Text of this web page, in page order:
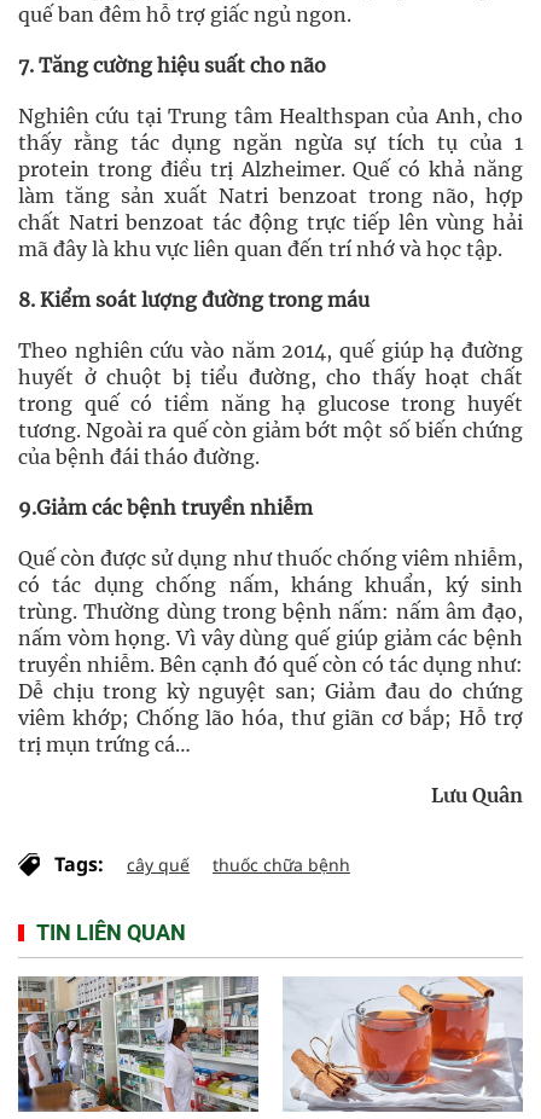
quế ban đêm hỗ trợ giấc ngủ ngon.
7. Tăng cường hiệu suất cho não
Nghiên cứu tại Trung tâm Healthspan của Anh, cho
thấy rằng tác dụng ngăn ngừa sự tích tụ của 1
protein trong điều trị Alzheimer. Quế có khả năng
làm tăng sản xuất Natri benzoat trong não, hợp
chất Natri benzoat tác động trực tiếp lên vùng hải
mã đây là khu vực liên quan đến trí nhớ và học tập.
8. Kiểm soát lượng đường trong máu
Theo nghiên cứu vào năm 2014, quế giúp hạ đường
huyết ở chuột bị tiểu đường, cho thấy hoạt chất
trong quế có tiềm năng hạ glucose trong huyết
tương. Ngoài ra quế còn giảm bớt một số biến chứng
của bệnh đái tháo đường.
9.Giảm các bệnh truyền nhiễm
Quế còn được sử dụng như thuốc chống viêm nhiễm,
có tác dụng chống nấm, kháng khuẩn, ký sinh
trùng. Thường dùng trong bệnh nấm: nấm âm đạo,
nấm vòm họng. Vì vây dùng quế giúp giảm các bệnh
truyền nhiễm. Bên cạnh đó quế còn có tác dụng như:
Dễ chịu trong kỳ nguyệt san; Giảm đau do chứng
viêm khớp; Chống lão hóa, thư giãn cơ bắp; Hỗ trợ
trị mụn trứng cá…
Lưu Quân
Tags: cây quế thuốc chữa bệnh
TIN LIÊN QUAN